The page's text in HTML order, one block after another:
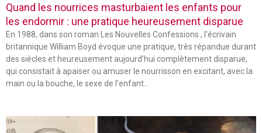
Quand les nourrices masturbaient les enfants pour
les endormir : une pratique heureusement disparue
En 1988, dans son roman Les Nouvelles Confessions , l’écrivain
britannique William Boyd évoque une pratique, très répandue durant
des siècles et heureusement aujourd’hui complètement disparue,
qui consistait à apaiser ou amuser le nourrisson en excitant, avec la
main ou la bouche, le sexe de l’enfant…